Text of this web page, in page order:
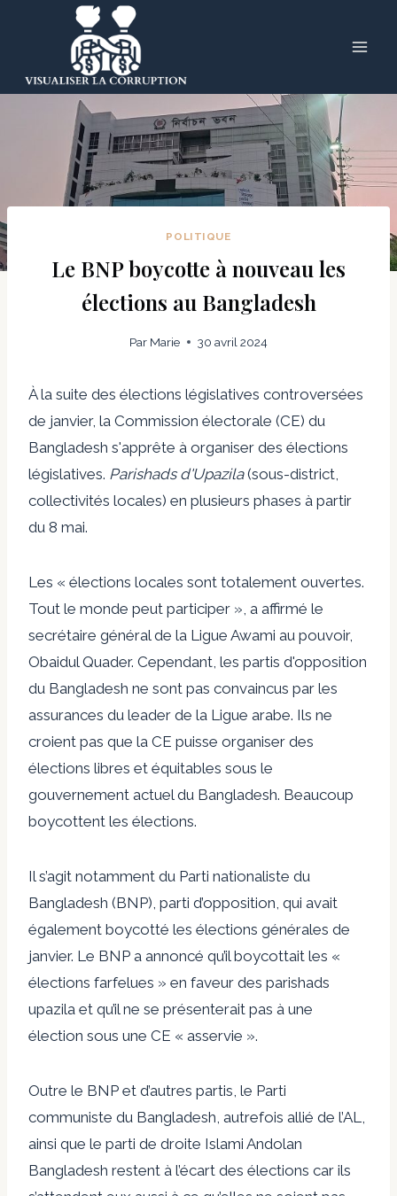
POLITIQUE
Le BNP boycotte à nouveau les
élections au Bangladesh
Par Marie 30 avril 2024
À la suite des élections législatives controversées
de janvier, la Commission électorale (CE) du
Bangladesh s'apprête à organiser des élections
législatives. Parishads d'Upazila(sous-district,
collectivités locales) en plusieurs phases à partir
du 8 mai.
Les « élections locales sont totalement ouvertes.
Tout le monde peut participer », a affirmé le
secrétaire général de la Ligue Awami au pouvoir,
Obaidul Quader. Cependant, les partis d'opposition
du Bangladesh ne sont pas convaincus par les
assurances du leader de la Ligue arabe. Ils ne
croient pas que la CE puisse organiser des
élections libres et équitables sous le
gouvernement actuel du Bangladesh. Beaucoup
boycottent les élections.
Il s’agit notamment du Parti nationaliste du
Bangladesh (BNP), parti d’opposition, qui avait
également boycotté les élections générales de
janvier. Le BNP a annoncé qu’il boycottait les «
élections farfelues » en faveur des parishads
upazila et qu’il ne se présenterait pas à une
élection sous une CE « asservie ».
Outre le BNP et d’autres partis, le Parti
communiste du Bangladesh, autrefois allié de l’AL,
ainsi que le parti de droite Islami Andolan
Bangladesh restent à l’écart des élections car ils